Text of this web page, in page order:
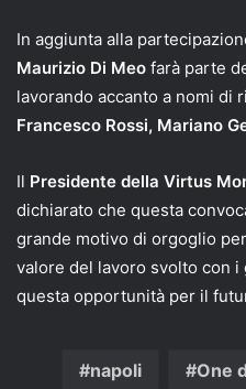
In aggiunta alla
Maurizio Di Meo farà parte
lavorando accanto a nomi di
Francesco Rossi, Mariano
Il Presidente della Virtus
dichiarato che questa
grande motivo di orgoglio
valore del lavoro svolto con i
questa opportunità per il
napoli One